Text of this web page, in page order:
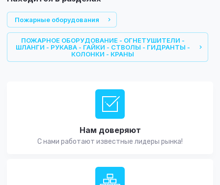
Пожарные оборудования
ПОЖАРНОЕ ОБОРУДОВАНИЕ - ОГНЕТУШИТЕЛИ -
ШЛАНГИ - РУКАВА - ГАЙКИ - СТВОЛЫ - ГИДРАНТЫ -
КОЛОНКИ - КРАНЫ
Нам доверяют
С нами работают известные лидеры рынка!